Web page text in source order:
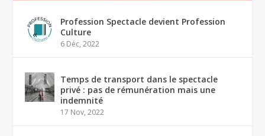
Profession Spectacle devient Profession
Culture
6 Déc, 2022
Temps de transport dans le spectacle
privé : pas de rémunération mais une
indemnité
17 Nov, 2022